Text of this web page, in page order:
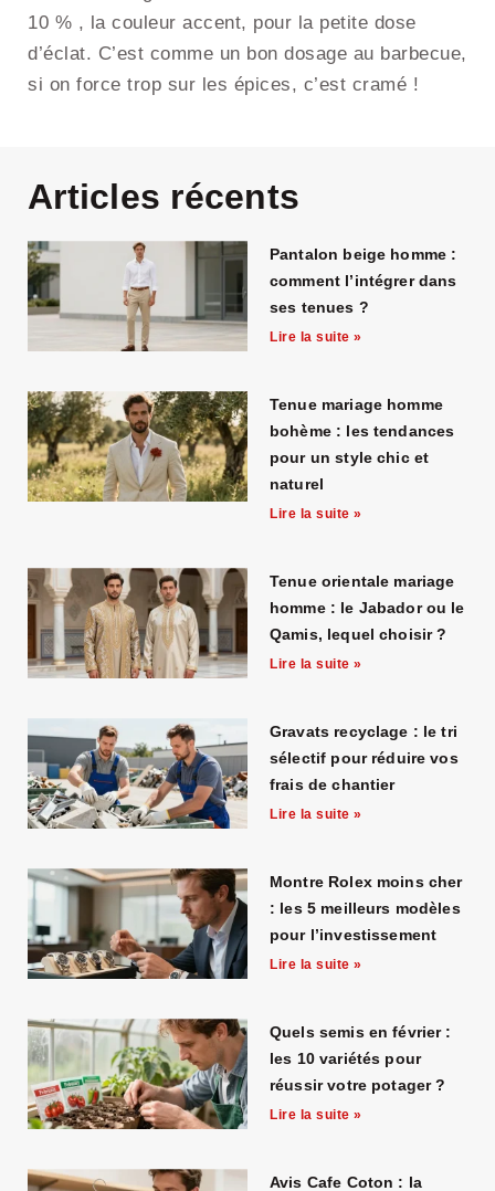
10 % , la couleur accent, pour la petite dose
d’éclat. C’est comme un bon dosage au barbecue,
si on force trop sur les épices, c’est cramé !
Articles récents
Pantalon beige homme :
comment l’intégrer dans
ses tenues ?
Lire la suite »
Tenue mariage homme
bohème : les tendances
pour un style chic et
naturel
Lire la suite »
Tenue orientale mariage
homme : le Jabador ou le
Qamis, lequel choisir ?
Lire la suite »
Gravats recyclage : le tri
sélectif pour réduire vos
frais de chantier
Lire la suite »
Montre Rolex moins cher
: les 5 meilleurs modèles
pour l’investissement
Lire la suite »
Quels semis en février :
les 10 variétés pour
réussir votre potager ?
Lire la suite »
Avis Cafe Coton : la